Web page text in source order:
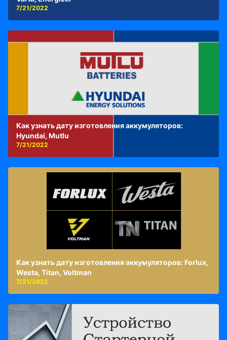
7/21/2022
Как узнать дату изготовления аккумуляторов:
Hyundai, Mutlu
7/21/2022
Как узнать дату изготовления аккумуляторов: Forlux,
Westa, Titan, Voltman
7/21/2022